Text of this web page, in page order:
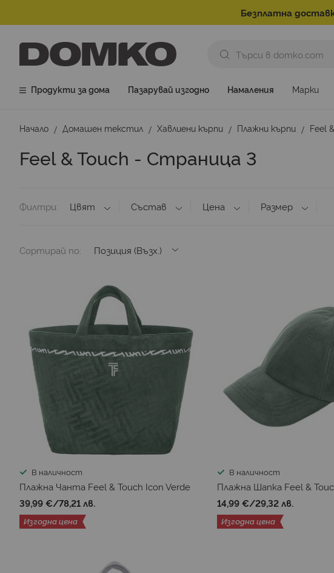
Безплатна
Продукти за дома Пазарувай изгодно Намаления Марки
Начало Домашен текстил Хавлиени кърпи Плажни кърпи Feel
Feel & Touch - Страница 3
Филтри Цвят Състав Цена Размер
Сортирай по
В наличност
Плажна Чанта Feel & Touch Icon Verde
39,99 €/78,21 лв.
Изгодна цена
В наличност
Плажна Шапка Feel &
14,99 €/29,32 лв.
Изгодна цена